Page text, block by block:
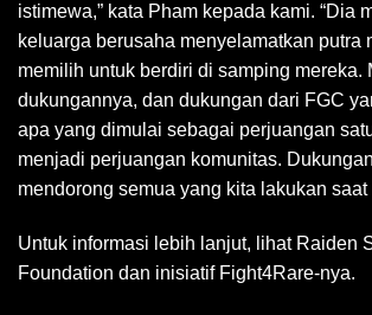
istimewa,” kata Pham kepada kami. “Dia
keluarga berusaha menyelamatkan putra
memilih untuk berdiri di samping mereka.
dukungannya, dan dukungan dari FGC
apa yang dimulai sebagai perjuangan
menjadi perjuangan komunitas.
mendorong semua yang kita lakukan saat
Untuk informasi lebih lanjut, lihat Raiden
Foundation dan inisiatif Fight4Rare-nya.